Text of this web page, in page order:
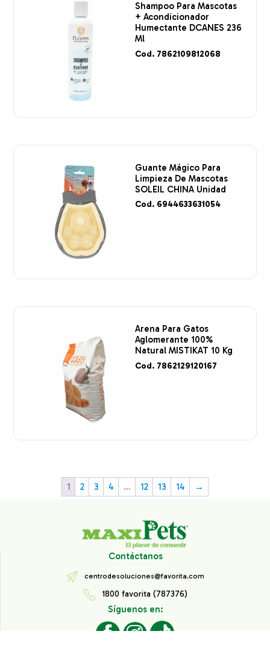
Shampoo Para Mascotas
+ Acondicionador
Humectante DCANES 236
Ml
Cod. 7862109812068
Guante Mágico Para
Limpieza De Mascotas
SOLEIL CHINA Unidad
Cod. 6944633631054
Arena Para Gatos
Aglomerante 100%
Natural MISTIKAT 10 Kg
Cod. 7862129120167
1 2 3 4 … 12 13 14 →
Contáctanos
centrodesoluciones@favorita.com
1800 favorita (787376)
Síguenos en: